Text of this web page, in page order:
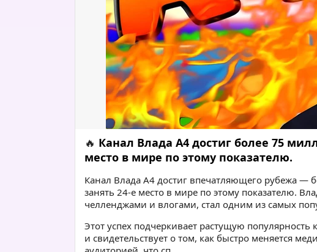
🔥 Канал Влада А4 достиг более 75
место в мире по этому показателю.
Канал Влада А4 достиг впечатляющего рубежа —
занять 24-е место в мире по этому показателю.
челленджами и влогами, стал одним из самых
Этот успех подчеркивает растущую
и свидетельствует о том, как быстро меняется